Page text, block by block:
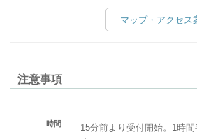
マップ・アクセス
注意事項
時間
15分前より受付開始。1時